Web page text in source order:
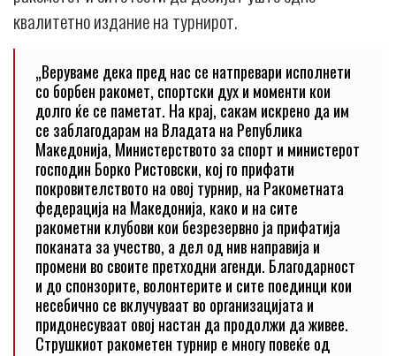
квалитетно издание на турнирот.
„Веруваме дека пред нас се натпревари исполнети
со борбен ракомет, спортски дух и моменти кои
долго ќе се паметат. На крај, сакам искрено да им
се заблагодарам на Владата на Република
Македонија, Министерството за спорт и министерот
господин Борко Ристовски, кој го прифати
покровителството на овој турнир, на Ракометната
федерација на Македонија, како и на сите
ракометни клубови кои безрезервно ја прифатија
поканата за учество, а дел од нив направија и
промени во своите претходни агенди. Благодарност
и до спонзорите, волонтерите и сите поединци кои
несебично се вклучуваат во организацијата и
придонесуваат овој настан да продолжи да живее.
Струшкиот ракометен турнир е многу повеќе од